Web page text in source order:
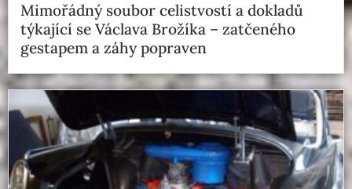
Mimořádný soubor celistvostí a dokladů
týkající se Václava Brožíka – zatčeného
gestapem a záhy popraven